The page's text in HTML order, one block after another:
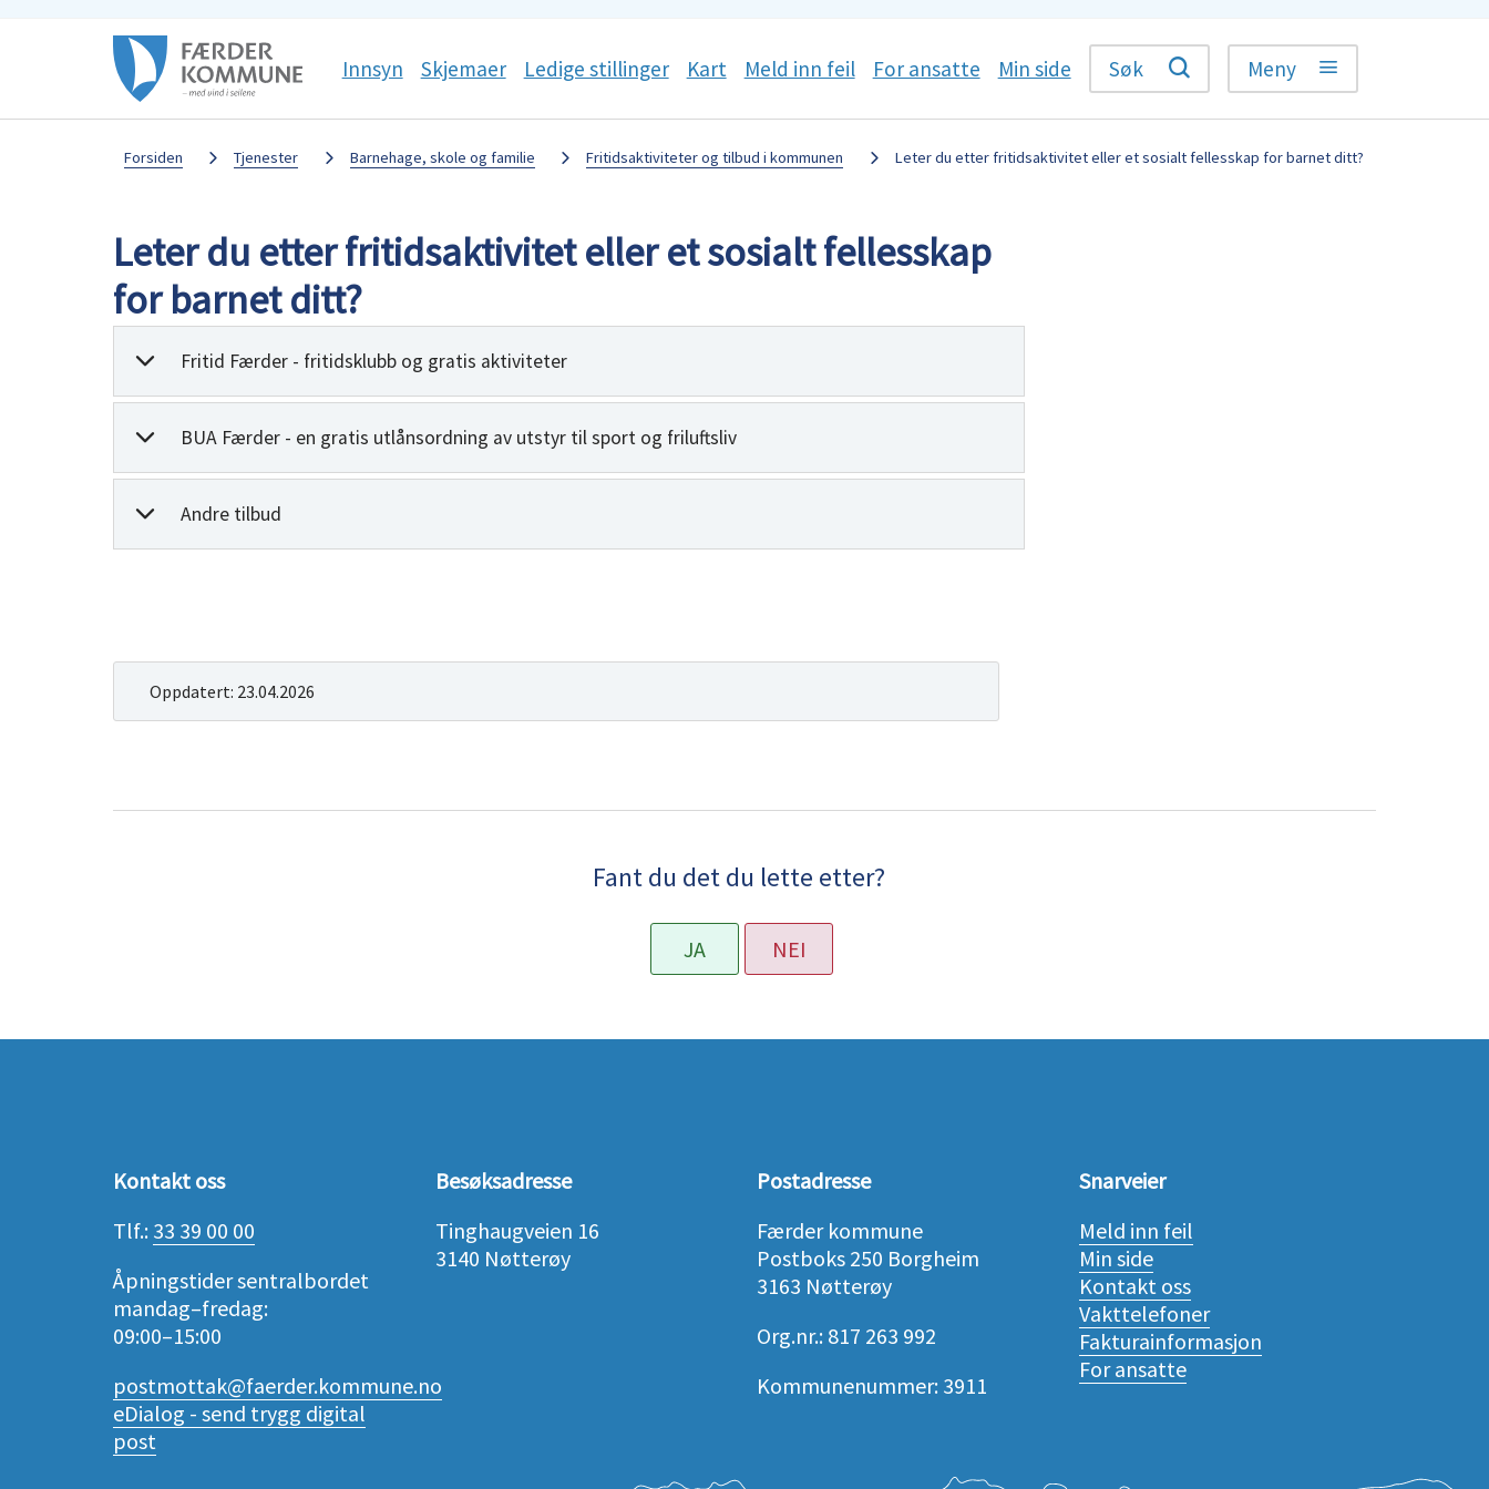
Færder
kommune
Sosiale
media
Innsyn Skjemaer Ledige stillinger Kart Meld inn feil For ansatte Min side Søk Meny
Du
her:
Forsiden Tjenester Barnehage, skole og familie Fritidsaktiviteter og tilbud i kommunen Leter du etter fritidsaktivitet eller et sosialt fellesskap for barnet ditt?
Leter du etter fritidsaktivitet eller et sosialt fellesskap
for barnet ditt?
Fritid Færder - fritidsklubb og gratis aktiviteter
BUA Færder - en gratis utlånsordning av utstyr til sport og friluftsliv
Andre tilbud
Oppdatert: 23.04.2026
Fant du det du lette etter?
JA NEI
Kontakt oss
Tlf.: 33 39 00 00
Åpningstider sentralbordet
mandag–fredag:
09:00–15:00
postmottak@faerder.kommune.no
eDialog - send trygg digital
post
Besøksadresse
Tinghaugveien 16
3140 Nøtterøy
Postadresse
Færder kommune
Postboks 250 Borgheim
3163 Nøtterøy
Org.nr.: 817 263 992
Kommunenummer: 3911
Snarveier
Meld inn feil
Min side
Kontakt oss
Vakttelefoner
Fakturainformasjon
For ansatte